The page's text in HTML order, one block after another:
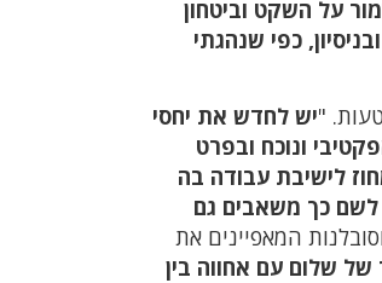
על השקט וביטחון
כפי שנהגתי
"יש לחדש את יחסי
ונוכח ובפרט
לישיבת עבודה בה
לשם כך משאבים גם
המאפיינים את
של שלום עם אחווה בין